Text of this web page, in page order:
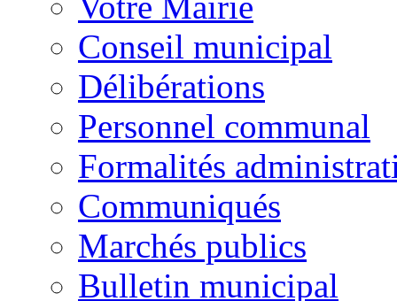
Conseil municipal
Délibérations
Personnel communal
Formalités
Communiqués
Marchés publics
Bulletin municipal